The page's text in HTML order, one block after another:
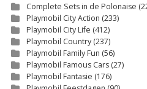
Complete Sets in de Polonaise
Playmobil City Action (233)
Playmobil City Life (412)
Playmobil Country (237)
Playmobil Family Fun (56)
Playmobil Famous Cars (27)
Playmobil Fantasie (176)